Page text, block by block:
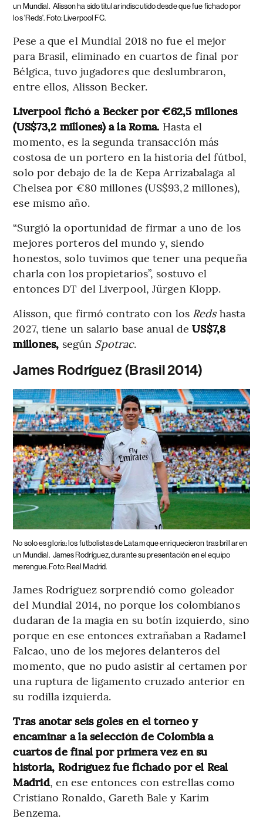
un Mundial. Alisson ha sido titular indiscutido desde que fue fichado por
los 'Reds'. Foto: Liverpool FC.
Pese a que el Mundial 2018 no fue el mejor
para Brasil, eliminado en cuartos de final por
Bélgica, tuvo jugadores que deslumbraron,
entre ellos, Alisson Becker.
Liverpool fichó a Becker por €62,5 millones
(US$73,2 millones) a la Roma. Hasta el
momento, es la segunda transacción más
costosa de un portero en la historia del fútbol,
solo por debajo de la de Kepa Arrizabalaga al
Chelsea por €80 millones (US$93,2 millones),
ese mismo año.
“Surgió la oportunidad de firmar a uno de los
mejores porteros del mundo y, siendo
honestos, solo tuvimos que tener una pequeña
charla con los propietarios”, sostuvo el
entonces DT del Liverpool, Jürgen Klopp.
Alisson, que firmó contrato con los Redshasta
2027, tiene un salario base anual deUS$7,8
millones, según Spotrac.
James Rodríguez (Brasil 2014)
No solo es gloria: los futbolistas de Latam que enriquecieron tras brillar en
un Mundial. James Rodríguez, durante su presentación en el equipo
merengue. Foto: Real Madrid.
James Rodríguez sorprendió como goleador
del Mundial 2014, no porque los colombianos
dudaran de la magia en su botín izquierdo, sino
porque en ese entonces extrañaban a Radamel
Falcao, uno de los mejores delanteros del
momento, que no pudo asistir al certamen por
una ruptura de ligamento cruzado anterior en
su rodilla izquierda.
Tras anotar seis goles en el torneo y
encaminar a la selección de Colombia a
cuartos de final por primera vez en su
historia, Rodríguez fue fichado por el Real
Madrid, en ese entonces con estrellas como
Cristiano Ronaldo, Gareth Bale y Karim
Benzema.